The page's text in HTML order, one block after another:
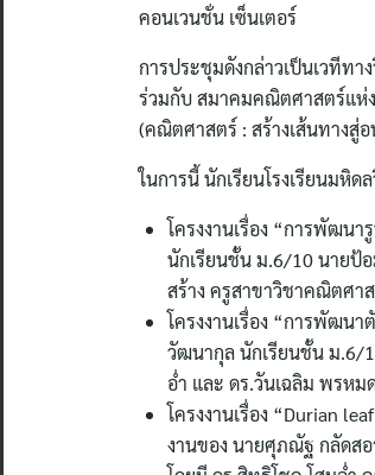
คอนเวนชั่น เซ็นเตอร์
การประชุมดังกล่าวเป็นเวทีท
ร่วมกับ สมาคมคณิตศาสตร์แห่
(คณิตศาสตร์ : สร้างเส้นทางสู่
ในการนี้ นักเรียนโรงเรียนมหิ
โครงงานเรื่อง “การพัฒน
นักเรียนชั้น ม.6/10 นายป้
สร้าง ครูสาขาวิชาคณิตศา
โครงงานเรื่อง “การพัฒน
วัฒนากุล นักเรียนชั้น ม.6/
อ่ำ และ ดร.วันเฉลิม พรห
โครงงานเรื่อง “Durian
งานของ นายศุภณัฐ กลัดส